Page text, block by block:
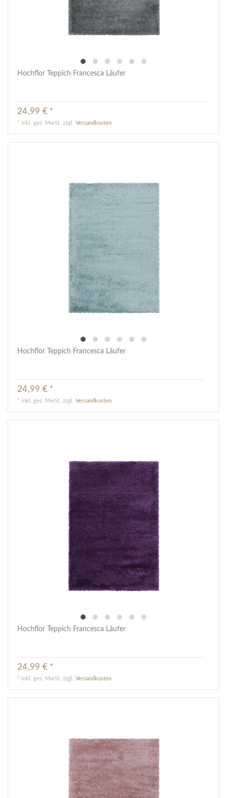
Hochflor Teppich Francesca Läufer
24,99 € *
* inkl. ges. MwSt. zzgl.Versandkosten
Hochflor Teppich Francesca Läufer
24,99 € *
* inkl. ges. MwSt. zzgl.Versandkosten
Hochflor Teppich Francesca Läufer
24,99 € *
* inkl. ges. MwSt. zzgl.Versandkosten